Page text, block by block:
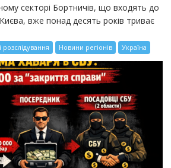
секторі Бортничів, що входять до
вже понад десять років триває
розслідування Новини регіонів Україна